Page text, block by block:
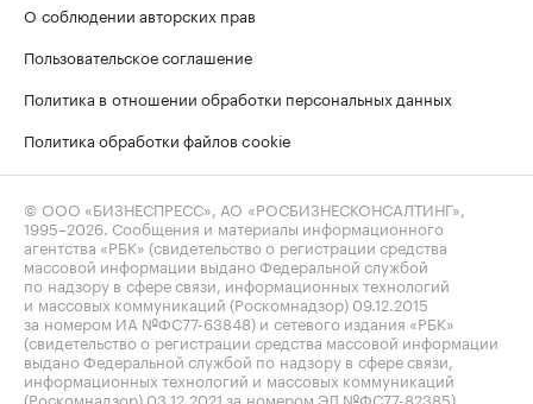
О соблюдении авторских прав
Пользовательское соглашение
Политика в отношении обработки персональных данных
Политика обработки файлов cookie
© ООО «БИЗНЕСПРЕСС», АО «РОСБИЗНЕСКОНСАЛТИНГ»,
1995–2026 . Сообщения и материалы информационного
агентства «РБК» (свидетельство о регистрации средства
массовой информации выдано Федеральной службой
по надзору в сфере связи, информационных технологий
и массовых коммуникаций (Роскомнадзор) 09.12.2015
за номером ИА №ФС77-63848) и сетевого издания «РБК»
(свидетельство о регистрации средства массовой информации
выдано Федеральной службой по надзору в сфере связи,
информационных технологий и массовых коммуникаций
(Роскомнадзор) 03.12.2021 за номером ЭЛ №ФС77-82385)